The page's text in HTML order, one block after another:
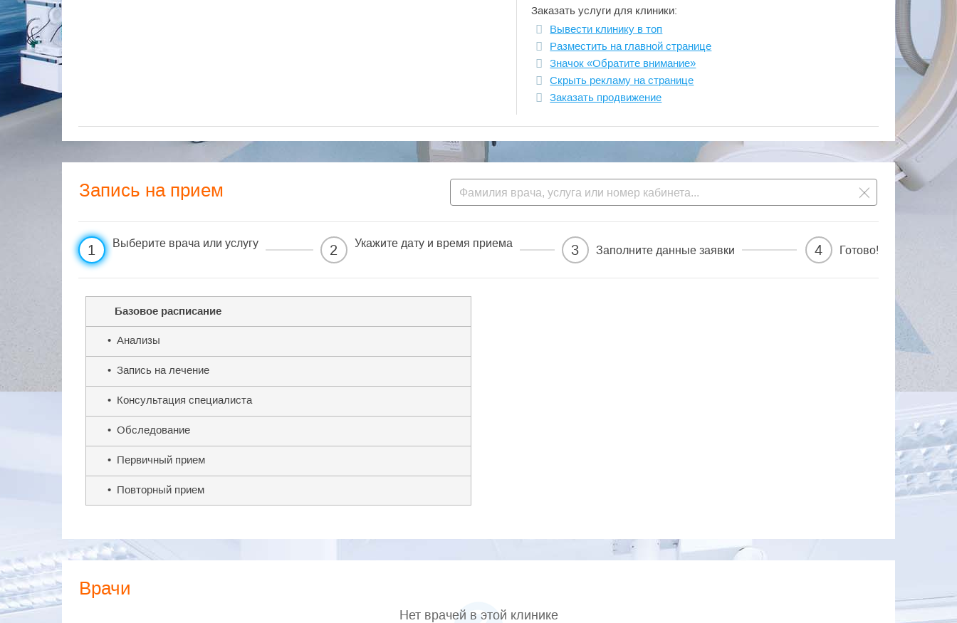
Заказать услуги для клиники:
Вывести клинику в топ
Разместить на главной странице
Значок «Обратите внимание»
Скрыть рекламу на странице
Заказать продвижение
Запись на прием
1 Выберите врача или услугу 2 Укажите дату и время приема 3 Заполните данные заявки 4 Готово!
Базовое расписание
• Анализы
• Запись на лечение
• Консультация специалиста
• Обследование
• Первичный прием
• Повторный прием
Врачи
Нет врачей в этой клинике